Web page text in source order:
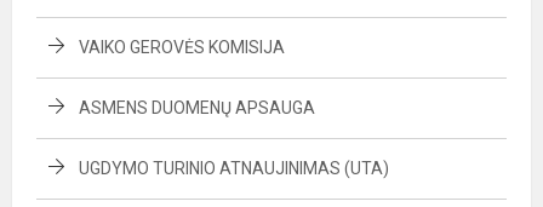
VAIKO GEROVĖS KOMISIJA
ASMENS DUOMENŲ APSAUGA
UGDYMO TURINIO ATNAUJINIMAS (UTA)